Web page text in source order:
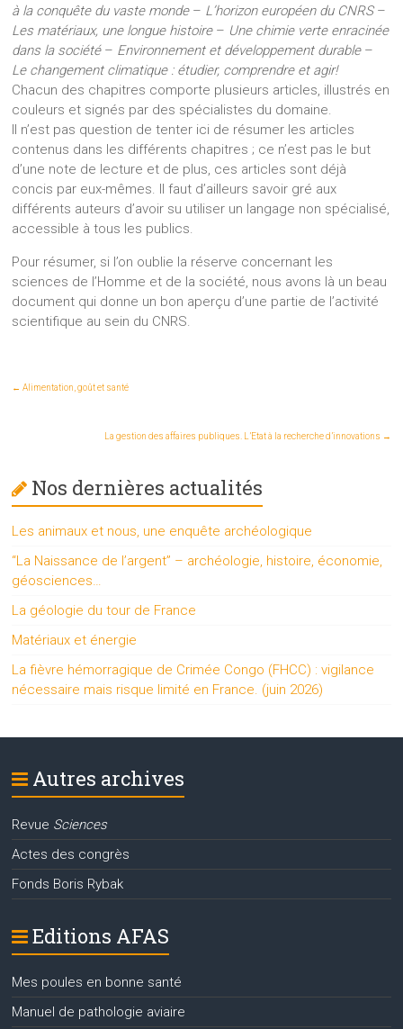
à la conquête du vaste monde– L’horizon européen du CNRS–
Les matériaux, une longue histoire– Une chimie verte enracinée
dans la société– Environnement et développement durable–
Le changement climatique : étudier, comprendre et agir!
Chacun des chapitres comporte plusieurs articles, illustrés en
couleurs et signés par des spécialistes du domaine.
Il n’est pas question de tenter ici de résumer les articles
contenus dans les différents chapitres ; ce n’est pas le but
d’une note de lecture et de plus, ces articles sont déjà
concis par eux-mêmes. Il faut d’ailleurs savoir gré aux
différents auteurs d’avoir su utiliser un langage non spécialisé,
accessible à tous les publics.
Pour résumer, si l’on oublie la réserve concernant les
sciences de l’Homme et de la société, nous avons là un beau
document qui donne un bon aperçu d’une partie de l’activité
scientifique au sein du CNRS.
← Alimentation, goût et santé
La gestion des affaires publiques. L’Etat à la recherche d’innovations →
Nos dernières actualités
Les animaux et nous, une enquête archéologique
“La Naissance de l’argent” – archéologie, histoire, économie,
géosciences…
La géologie du tour de France
Matériaux et énergie
La fièvre hémorragique de Crimée Congo (FHCC) : vigilance
nécessaire mais risque limité en France. (juin 2026)
Autres archives
Revue Sciences
Actes des congrès
Fonds Boris Rybak
Editions AFAS
Mes poules en bonne santé
Manuel de pathologie aviaire